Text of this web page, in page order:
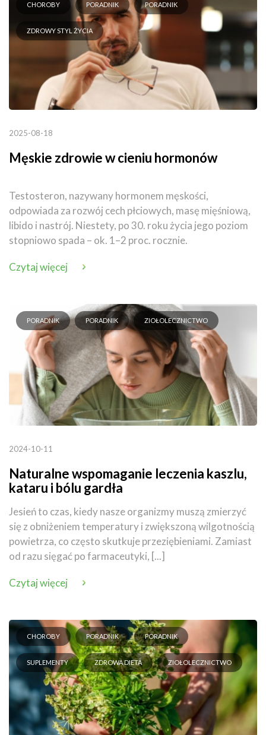
CHOROBY PORADNIK PORADNIK
ZDROWY STYL ŻYCIA
2025-08-18
Męskie zdrowie w cieniu hormonów
Testosteron, nazywany hormonem męskości,
odpowiada za rozwój cech płciowych, masę mięśniową,
libido i nastrój. Niestety, po 30. roku życia jego poziom
stopniowo spada – ok. 1–2 proc. rocznie.
Czytaj więcej
PORADNIK PORADNIK ZIOŁOLECZNICTWO
2024-10-11
Naturalne wspomaganie leczenia kaszlu,
kataru i bólu gardła
Jesień to czas, kiedy nasze organizmy muszą zmierzyć
się z obniżeniem temperatury i zwiększoną wilgotnością
powietrza, co często skutkuje przeziębieniami. Zamiast
od razu sięgać po farmaceutyki, [...]
Czytaj więcej
CHOROBY PORADNIK PORADNIK
SUPLEMENTY ZDROWA DIETA ZIOŁOLECZNICTWO